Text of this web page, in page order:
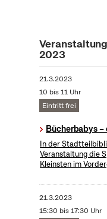
2023
21.3.2023
10 bis 11 Uhr
Eintritt frei
Bücherbabys
In der
Veranstaltung die
Kleinsten im
21.3.2023
15:30 bis 17:30 Uhr